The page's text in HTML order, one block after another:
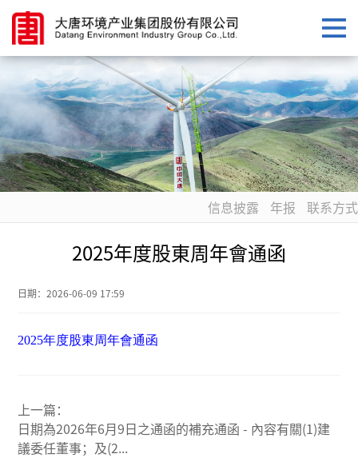
信息披露 年报 联系方式
2025年度股東周年會通函
日期：2026-06-09 17:59
2025年度股東周年會通函
上一篇：
日期為2026年6月9日之通函的補充通函 - 內容有關(1)建
議委任董事；及(2...